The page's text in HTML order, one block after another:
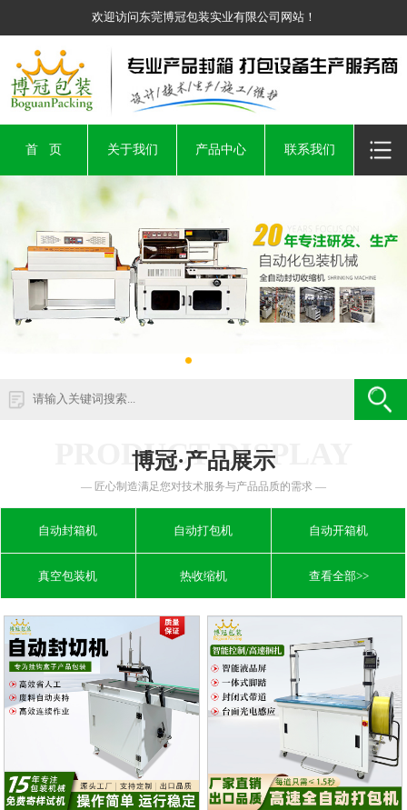
欢迎访问东莞博冠包装实业有限公司网站！
首 页 关于我们 产品中心 联系我们
PRODUCT DISPLAY
博冠·产品展示
— 匠心制造满足您对技术服务与产品品质的需求 —
自动封箱机 自动打包机 自动开箱机
真空包装机 热收缩机 查看全部>>